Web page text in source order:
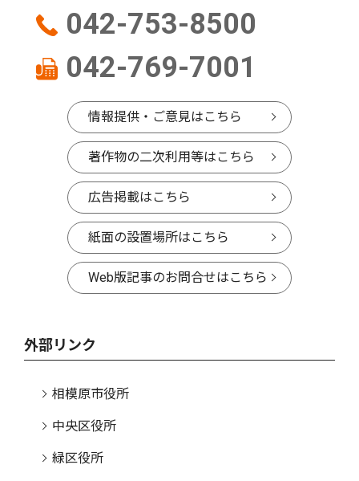
042-753-8500
042-769-7001
情報提供・ご意見はこちら
著作物の二次利用等はこちら
広告掲載はこちら
紙面の設置場所はこちら
Web版記事のお問合せはこちら
外部リンク
相模原市役所
中央区役所
緑区役所